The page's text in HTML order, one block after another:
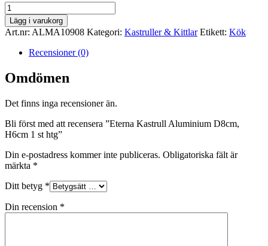
Eterna
Kastrull
Aluminium
D8cm,
H6cm
st
htg
Lägg i varukorg
Art.nr: ALMA10908 Kategori: Kastruller & Kittlar Etikett: Kök
Recensioner (0)
Omdömen
Det finns inga recensioner än.
Bli först med att recensera ”Eterna Kastrull Aluminium D8cm,
H6cm 1 st htg”
Din e-postadress kommer inte publiceras. Obligatoriska fält är
märkta *
Ditt betyg *
Din recension *